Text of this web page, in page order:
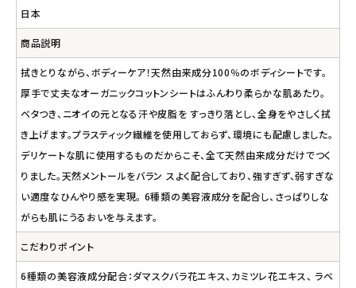
日本
商品説明
拭きとりながら、ボディーケア！天然由来成分100％のボディシートです。
厚手で丈夫なオーガニックコットンシートはふんわり柔らかな肌あたり。
ベタつき、ニオイの元となる汗や皮脂を すっきり落とし、全身をやさしく拭
き上げます。プラスティック繊維を使用しておらず、環境にも配慮しました。
デリケートな肌に使用するものだからこそ、全て天然由来成分だけでつく
りました。天然メントールをバラン スよく配合しており、強すぎず、弱すぎな
い適度なひんやり感を実現。 6種類の美容液成分を配合し、さっぱりしな
がらも肌にうるおいを与えます。
こだわりポイント
6種類の美容液成分配合：ダマスクバラ花エキス、カミツレ花エキス、 ラベ